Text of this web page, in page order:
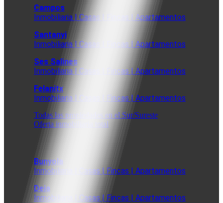
Campos
Inmobiliaria | Casas | Fincas | Apartamentos
Santanyi
Inmobiliaria | Casas | Fincas | Apartamentos
Ses Salines
Inmobiliaria | Casas | Fincas | Apartamentos
Felanitx
Inmobiliaria | Casas | Fincas | Apartamentos
Todas las propiedades en el Sur/Sureste
Oferta inmobiliaria total
Bunyola
Inmobiliaria | Casas | Fincas | Apartamentos
Deia
Inmobiliaria | Casas | Fincas | Apartamentos